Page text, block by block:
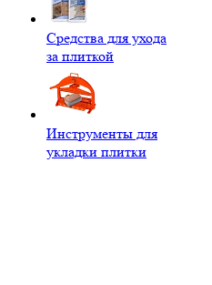
Средства для ухода
за плиткой
Инструменты для
укладки плитки